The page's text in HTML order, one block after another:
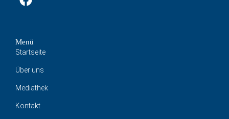
Menü
Startseite
Über uns
Mediathek
Kontakt